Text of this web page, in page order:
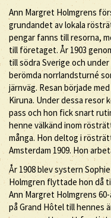
Ann Margret Holmgrens
grundandet av lokala
pengar fanns till resorna,
till företaget. År 1903
till södra Sverige och
berömda norrlandsturné
järnväg. Resan började
Kiruna. Under dessa resor
pass och hon fick snart
henne välkänd inom
många. Hon deltog i
Amsterdam 1909. Hon
År 1908 blev systern
Holmgren flyttade hon då
Ann Margret Holmgrens
på Grand Hôtel till hennes